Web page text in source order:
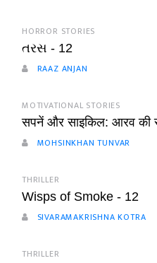
HORROR STORIES
તરસ - 12
RAAZ ANJAN
MOTIVATIONAL STORIES
सपनें और साइकिल: आरव की
MOHSINKHAN TUNVAR
THRILLER
Wisps of Smoke - 12
SIVARAMAKRISHNA KOTRA
THRILLER